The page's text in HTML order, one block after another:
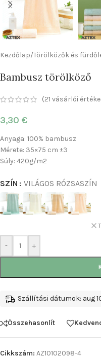
Kezdőlap/Törölközők és
Bambusz törölköző
(21 vásárlói
3,30 €
Anyaga: 100% bambusz
Mérete: 35×75 cm ±3
Súly: 420g/m2
SZÍN VILÁGOS RÓZSASZÍN
- +
Szállítási dátumok: aug
Összehasonlít
Cikkszám: AZ10102098-4